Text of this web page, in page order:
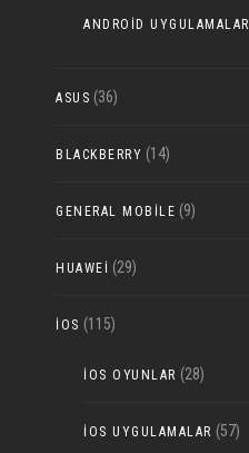
ANDROID UYGULAMALARI
ASUS (36)
BLACKBERRY (14)
GENERAL MOBILE (9)
HUAWEI (29)
IOS (115)
IOS OYUNLAR (28)
IOS UYGULAMALAR (57)